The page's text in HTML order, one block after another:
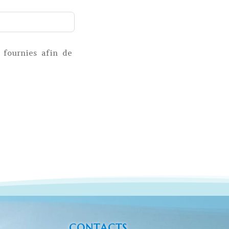
fournies afin de